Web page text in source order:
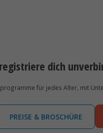
dich
für jedes Alter, mit
PREISE & BROSCHÜRE